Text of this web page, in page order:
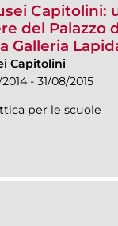
Capitolini:
del Palazzo
Galleria
Capitolini
2014 - 31/08/2015
per le scuole